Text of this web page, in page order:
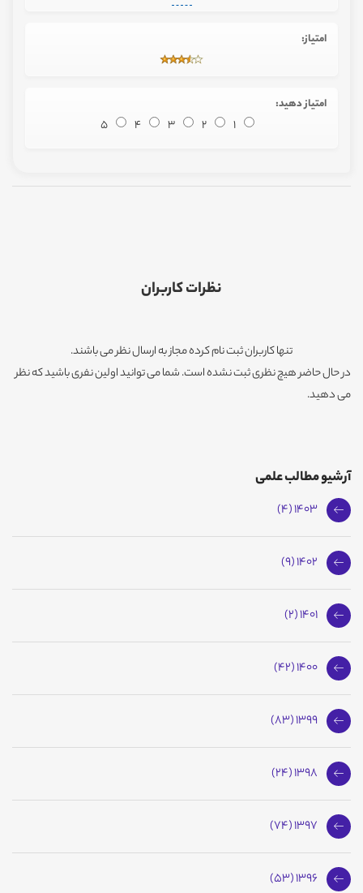
امتیاز:
امتیاز دهید:
1
2
3
4
5
نظرات کاربران
تنها کاربران ثبت نام کرده مجاز به ارسال نظر می باشند.
در حال حاضر هیچ نظری ثبت نشده است. شما می توانید اولین نفری باشید که نظر
می دهید.
آرشیو مطالب علمی
1403 (4)
1402 (9)
1401 (2)
1400 (42)
1399 (83)
1398 (24)
1397 (74)
1396 (53)